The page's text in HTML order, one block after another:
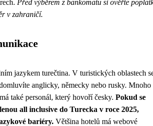
Před výběrem z bankomatu si ověřte
v zahraničí.
jazykem turečtina. V turistických oblastech
anglicky, německy nebo rusky. Mnoho
také personál, který hovoří česky. Pokud se
all inclusive do Turecka v roce 2025,
bariéry. Většina hotelů má webové